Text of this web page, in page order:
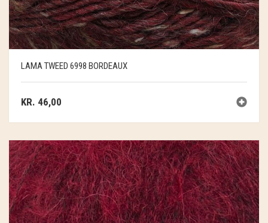
LAMA TWEED 6998 BORDEAUX
KR. 46,00